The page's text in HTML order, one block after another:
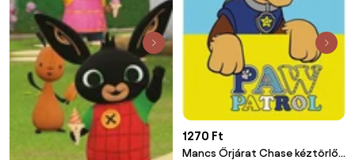
1270 Ft
Mancs Őrjárat Chase kéztörlő,